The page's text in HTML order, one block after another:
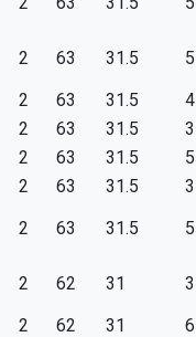
2 63 31.5
5
2 63 31.5
4
2 63 31.5
3
2 63 31.5
5
2 63 31.5
3
2 63 31.5 5
2 62 31
3
2 62 31
6